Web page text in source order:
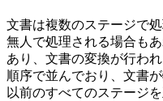
文書は複数のステージで
無人で処理される場合も
あり、文書の変換が行わ
順序で並んでおり、文書
以前のすべてのステージ